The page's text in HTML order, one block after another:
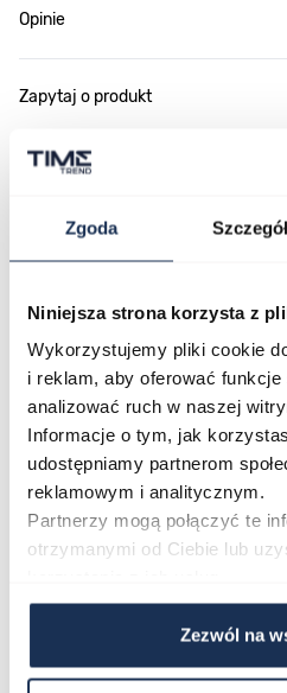
Zgoda
Niniejsza strona korzysta z
Wykorzystujemy pliki cookie
i reklam, aby oferować funkcje
analizować ruch w naszej
Informacje o tym, jak
udostępniamy partnerom
reklamowym i analitycznym.
Partnerzy mogą połączyć te
otrzymanymi od Ciebie lub
Zezwól na
Opinie
Zapytaj o produkt
Płatność i dostawa
Najczęściej
Poruszanie się po elementach
Naciśnij, aby pominąć karuzelę
Naciśnij, aby przejść do nawigacji
CASIO Sport AE-1200WHD-
03362600